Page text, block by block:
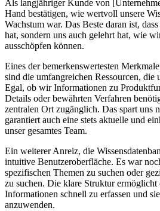
Als langjähriger Kunde von
Hand bestätigen, ⁣wie wertvoll ‍unsere
Wachstum war. Das‍ Beste daran ist,
hat, ​sondern uns auch gelehrt hat, ​wie
ausschöpfen können.
Eines der bemerkenswertesten⁢
sind die umfangreichen Ressourcen, die​
Egal, ob wir Informationen zu
Details oder bewährten⁢ Verfahren
zentralen Ort zugänglich. Das spart‍ uns
garantiert auch eine stets aktuelle und
unser gesamtes Team.
Ein weiterer Anreiz, die
intuitive Benutzeroberfläche. Es war
spezifischen Themen ⁢zu suchen ⁢oder
zu suchen. Die klare Struktur ermöglicht
Informationen schnell ​zu‌ erfassen⁢ und
anzuwenden.